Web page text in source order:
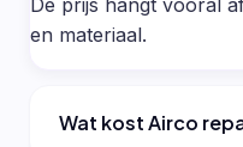
en materiaal.
Wat kost Airco